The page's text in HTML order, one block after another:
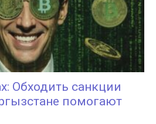
Обходить санкции
помогают